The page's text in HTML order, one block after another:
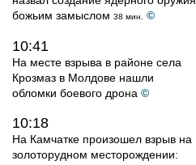
божьим замыслом 38 мин. ©
10:41
На месте взрыва в районе села
Крозмаз в Молдове нашли
обломки боевого дрона ©
10:18
На Камчатке произошел взрыв на
золоторудном месторождении: